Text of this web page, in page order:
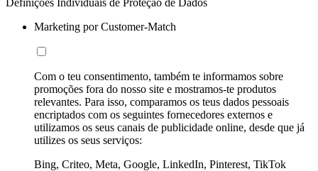
Marketing por Customer-Match
Com o teu consentimento, também te informamos sobre
promoções fora do nosso site e mostramos-te produtos
relevantes. Para isso, comparamos os teus dados pessoais
encriptados com os seguintes fornecedores externos e
utilizamos os seus canais de publicidade online, desde que já
utilizes os seus serviços:
Bing, Criteo, Meta, Google, LinkedIn, Pinterest, TikTok